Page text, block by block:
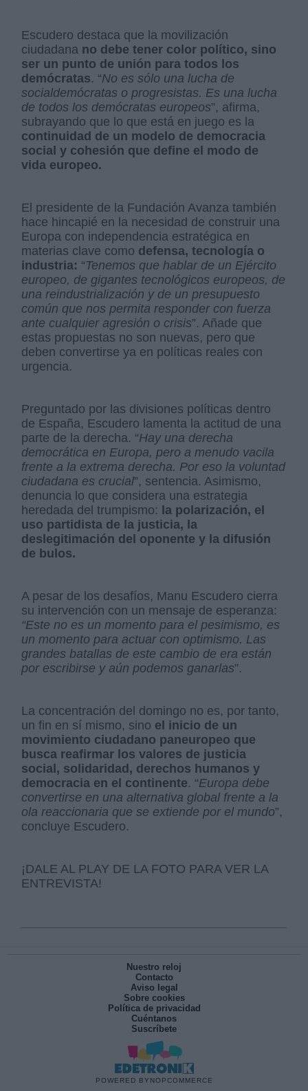
Escudero destaca que la movilización
ciudadana no debe tener color político, sino
ser un punto de unión para todos los
demócratas. “No es sólo una lucha de
socialdemócratas o progresistas. Es una lucha
de todos los demócratas europeos”, afirma,
subrayando que lo que está en juego es la
continuidad de un modelo de democracia
social y cohesión que define el modo de
vida europeo.
El presidente de la Fundación Avanza también
hace hincapié en la necesidad de construir una
Europa con independencia estratégica en
materias clave como defensa, tecnología o
industria: “Tenemos que hablar de un Ejército
europeo, de gigantes tecnológicos europeos, de
una reindustrialización y de un presupuesto
común que nos permita responder con fuerza
ante cualquier agresión o crisis”. Añade que
estas propuestas no son nuevas, pero que
deben convertirse ya en políticas reales con
urgencia.
Preguntado por las divisiones políticas dentro
de España, Escudero lamenta la actitud de una
parte de la derecha. “Hay una derecha
democrática en Europa, pero a menudo vacila
frente a la extrema derecha. Por eso la voluntad
ciudadana es crucial”, sentencia. Asimismo,
denuncia lo que considera una estrategia
heredada del trumpismo: la polarización, el
uso partidista de la justicia, la
deslegitimación del oponente y la difusión
de bulos.
A pesar de los desafíos, Manu Escudero cierra
su intervención con un mensaje de esperanza:
“Este no es un momento para el pesimismo, es
un momento para actuar con optimismo. Las
grandes batallas de este cambio de era están
por escribirse y aún podemos ganarlas”.
La concentración del domingo no es, por tanto,
un fin en sí mismo, sino el inicio de un
movimiento ciudadano paneuropeo que
busca reafirmar los valores de justicia
social, solidaridad, derechos humanos y
democracia en el continente. “Europa debe
convertirse en una alternativa global frente a la
ola reaccionaria que se extiende por el mundo”,
concluye Escudero.
¡DALE AL PLAY DE LA FOTO PARA VER LA
ENTREVISTA!
Nuestro reloj
Contacto
Aviso legal
Sobre cookies
Política de privacidad
Cuéntanos
Suscríbete
POWERED BY NOPCOMMERCE